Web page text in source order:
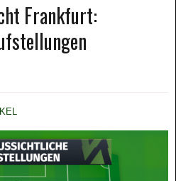
Frankfurt: